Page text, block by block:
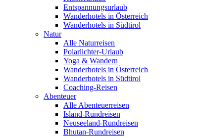
Entspannungsurlaub
Wanderhotels in Österreich
Wanderhotels in Südtirol
Natur
Alle Naturreisen
Polarlichter-Urlaub
Yoga & Wandern
Wanderhotels in Österreich
Wanderhotels in Südtirol
Coaching-Reisen
Abenteuer
Alle Abenteuerreisen
Island-Rundreisen
Neuseeland-Rundreisen
Bhutan-Rundreisen